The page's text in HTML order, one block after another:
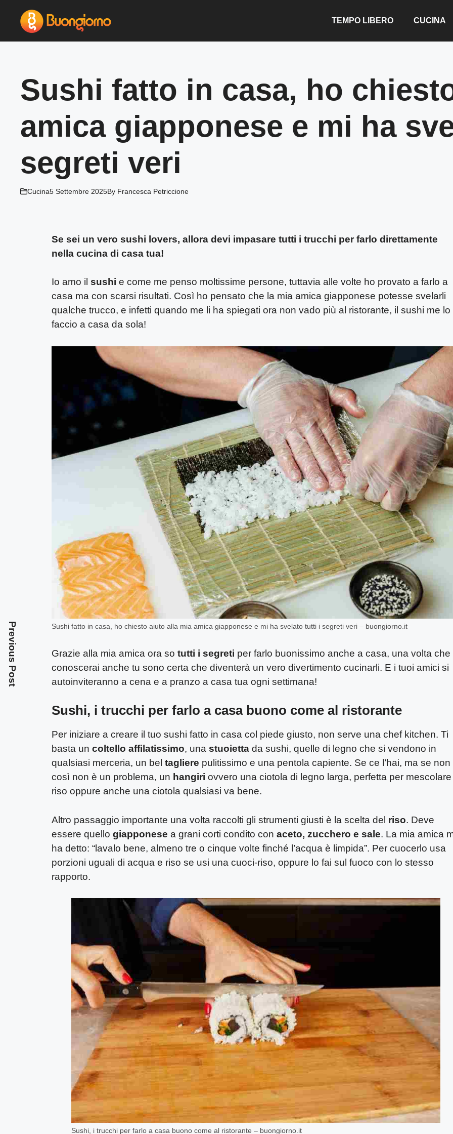
contenuto
TEMPO LIBERO CUCINA
Sushi fatto in casa, ho
amica giapponese e mi ha
segreti veri
Cucina5 Settembre 2025By Francesca Petriccione
Se sei un vero sushi lovers, allora devi impasare tutti i trucchi per farlo direttamente
nella cucina di casa tua!
Io amo il sushi e come me penso moltissime persone, tuttavia alle volte ho provato a farlo a
casa ma con scarsi risultati. Così ho pensato che la mia amica giapponese potesse svelarli
qualche trucco, e infetti quando me li ha spiegati ora non vado più al ristorante, il sushi me lo
faccio a casa da sola!
Sushi fatto in casa, ho chiesto aiuto alla mia amica giapponese e mi ha svelato tutti i segreti veri – buongiorno.it
Grazie alla mia amica ora so tutti i segreti per farlo buonissimo anche a casa, una volta che
conoscerai anche tu sono certa che diventerà un vero divertimento cucinarli. E i tuoi amici si
autoinviteranno a cena e a pranzo a casa tua ogni settimana!
Sushi, i trucchi per farlo a casa buono come al ristorante
Per iniziare a creare il tuo sushi fatto in casa col piede giusto, non serve una chef kitchen. Ti
basta un coltello affilatissimo, una stuoietta da sushi, quelle di legno che si vendono in
qualsiasi merceria, un bel tagliere pulitissimo e una pentola capiente. Se ce l’hai, ma se non
così non è un problema, un hangiri ovvero una ciotola di legno larga, perfetta per mescolare
riso oppure anche una ciotola qualsiasi va bene.
Altro passaggio importante una volta raccolti gli strumenti giusti è la scelta del riso. Deve
essere quello giapponese a grani corti condito con aceto, zucchero e sale. La mia amica
ha detto: “lavalo bene, almeno tre o cinque volte finché l’acqua è limpida”. Per cuocerlo usa
porzioni uguali di acqua e riso se usi una cuoci-riso, oppure lo fai sul fuoco con lo stesso
rapporto.
Sushi, i trucchi per farlo a casa buono come al ristorante – buongiorno.it
Previous Post